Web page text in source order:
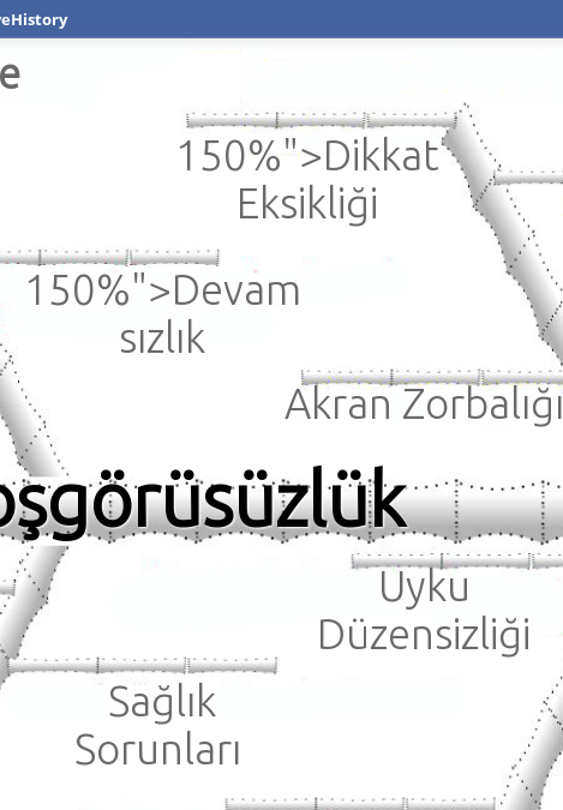
150%">Devam
sızlık
150%">Dikkat
Eksikliği
Akran Zorbalığı
Sağlık
Sorunları
Uyku
Düzensizliği